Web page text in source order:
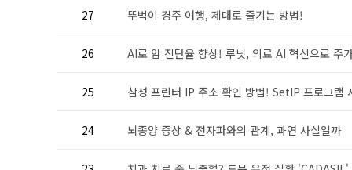
27 뚜벅이 경주 여행, 제대로 즐기는 방법!
26 AI로 암 진단율 향상! 루닛, 의료 AI 혁신으로 주
25 삼성 프린터 IP 주소 확인 방법! SetIP 프로그램
24 뇌종양 증상 & 전자파와의 관계, 과연 사실일까